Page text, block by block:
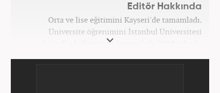
Editör Hakkında
Orta ve lise eğitimini Kayseri'de tamamladı.
Üniversite öğrenimini İstanbul Üniversitesi
Coğrafya bölümünde tamamladı. 2008 yılında